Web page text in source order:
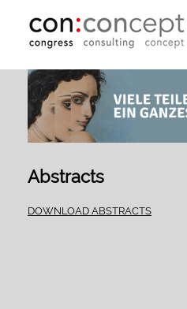
Abstracts
DOWNLOAD ABSTRACTS